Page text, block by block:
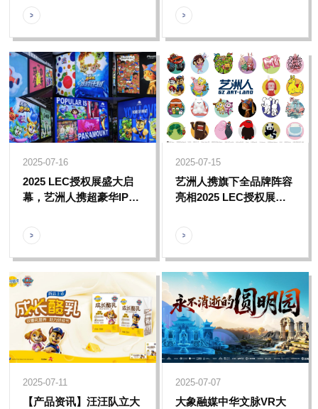
翻天！
綻放之旅
2025-07-16
2025 LEC授权展盛大启
幕，艺洲人携超豪华IP阵
会
2025-07-15
艺洲人携旗下全品牌阵容
亮相2025 LEC授权展，
逝的圆明园】首度亮相
2025-07-11
【产品资讯】汪汪队立大
2025-07-07
大象融媒中华文脉VR大